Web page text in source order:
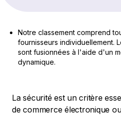
Notre classement comprend
fournisseurs individuellement.
sont fusionnées à l'aide d'un
dynamique.
La sécurité est un critère
de commerce électronique